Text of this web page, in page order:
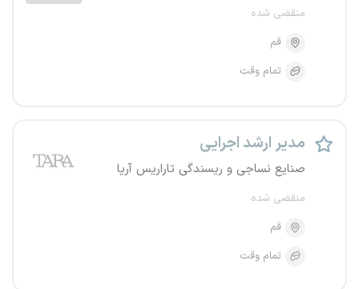
منقضی شده
قم
تمام وقت
مدیر ارشد اجرایی
صنایع نساجی و ریسندگی تاراریس آریا
منقضی شده
قم
تمام وقت